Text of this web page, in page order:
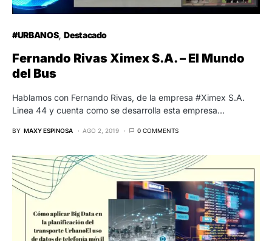
#URBANOS Destacado
Fernando Rivas Ximex S.A. – El Mundo
del Bus
Hablamos con Fernando Rivas, de la empresa #Ximex S.A.
Linea 44 y cuenta como se desarrolla esta empresa…
BY MAXY ESPINOSA AGO 2, 2019 0 COMMENTS